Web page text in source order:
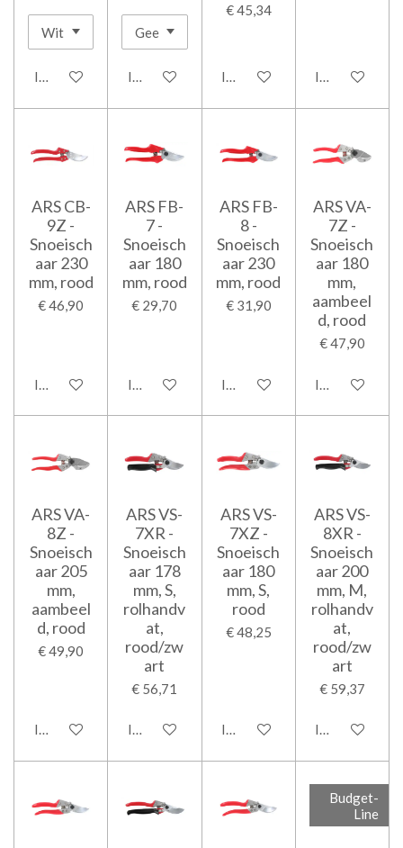
In winkelwagen In winkelwagen
€ 45,34
In winkelwagen In
ARS CB-
9Z -
Snoeisch
aar 230
mm, rood
€ 46,90
In winkelwagen
ARS FB-
7 -
Snoeisch
aar 180
mm, rood
€ 29,70
In winkelwagen
ARS FB-
8 -
Snoeisch
aar 230
mm, rood
€ 31,90
In winkelwagen
ARS VA-
7Z -
Snoeisch
aar 180
mm,
aambeel
d, rood
€ 47,90
In
ARS VA-
8Z -
Snoeisch
aar 205
mm,
aambeel
d, rood
€ 49,90
In winkelwagen
ARS VS-
7XR -
Snoeisch
aar 178
mm, S,
rolhandv
at,
rood/zw
art
€ 56,71
In winkelwagen
ARS VS-
7XZ -
Snoeisch
aar 180
mm, S,
rood
€ 48,25
In winkelwagen
ARS VS-
8XR -
Snoeisch
aar 200
mm, M,
rolhandv
at,
rood/zw
art
€ 59,37
In
Budget-
Line